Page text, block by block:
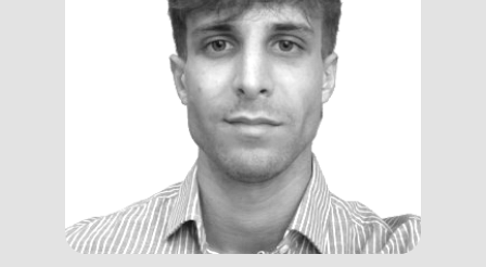
Gabriele
Tabussi
Designer, Facilitator